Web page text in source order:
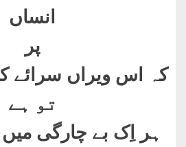
انساں
پر
کہ اس ویراں سرائے
تو ہے
ہر اِک بے چارگی